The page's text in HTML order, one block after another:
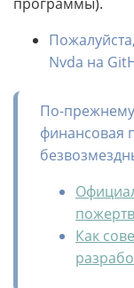
Nvda на
По-прежнему
финансовая
Как